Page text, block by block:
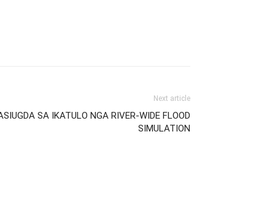
Next article
SA IKATULO NGA RIVER-WIDE FLOOD
SIMULATION